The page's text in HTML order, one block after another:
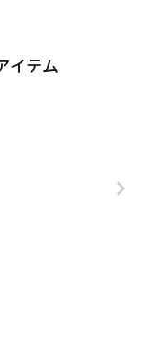
イテム